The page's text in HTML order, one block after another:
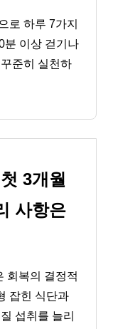
로 하루 7가지
분 이상 걷기나
준히 실천하
3개월
사항은
회복의 결정적
잡힌 식단과
섭취를 늘리